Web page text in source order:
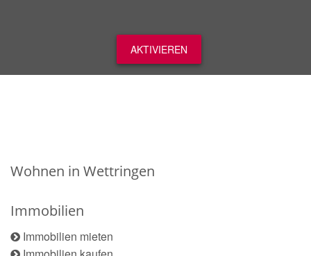
AKTIVIEREN
Wohnen in Wettringen
Immobilien
Immobilien mieten